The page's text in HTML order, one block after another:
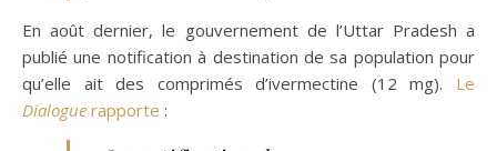
En août dernier, le gouvernement de l’Uttar Pradesh a
publié une notification à destination de sa population pour
qu’elle ait des comprimés d’ivermectine (12 mg). Le
Dialogue rapporte :